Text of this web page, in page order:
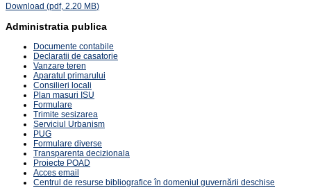
Download (pdf, 2.20 MB)
Administratia publica
Documente contabile
Declaratii de casatorie
Vanzare teren
Aparatul primarului
Consilieri locali
Plan masuri ISU
Formulare
Trimite sesizarea
Serviciul Urbanism
PUG
Formulare diverse
Transparenta decizionala
Proiecte POAD
Acces email
Centrul de resurse bibliografice în domeniul guvernării deschise